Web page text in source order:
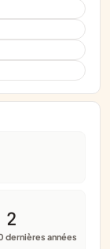
2
dernières années